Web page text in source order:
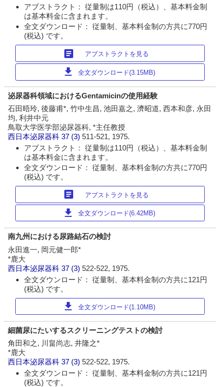
アブストラクト： 従量制は110円（税込）、基本料金制
は基本料金に含まれます。
全文ダウンロード： 従量制、基本料金制の方共に770円
(税込) です。
article アブストラクトを見る
download 全文ダウンロード(3.15MB)
泌尿器科領域におけるGentamicinの使用経験
石田晤玲, 後藤甫*, 竹中生昌, 池田嘉之, 濟昭道, 西本和彦, 永田
均, 利井中元
鳥取大学医学部泌尿器科, *主任教授
西日本泌尿器科 37 (3)511-521, 1975.
アブストラクト： 従量制は110円（税込）、基本料金制
は基本料金に含まれます。
全文ダウンロード： 従量制、基本料金制の方共に770円
(税込) です。
article アブストラクトを見る
download 全文ダウンロード(6.42MB)
南九州における尿路結石の検討
永田進一, 岡元健一郎*
*鹿大
西日本泌尿器科 37 (3)522-522, 1975.
全文ダウンロード： 従量制、基本料金制の方共に121円
(税込) です。
download 全文ダウンロード(1.10MB)
細菌尿にたいするスクリーニングテストの検討
角田和之, 川畠尚志, 井隆之*
*鹿大
西日本泌尿器科 37 (3)522-522, 1975.
全文ダウンロード： 従量制、基本料金制の方共に121円
(税込) です。